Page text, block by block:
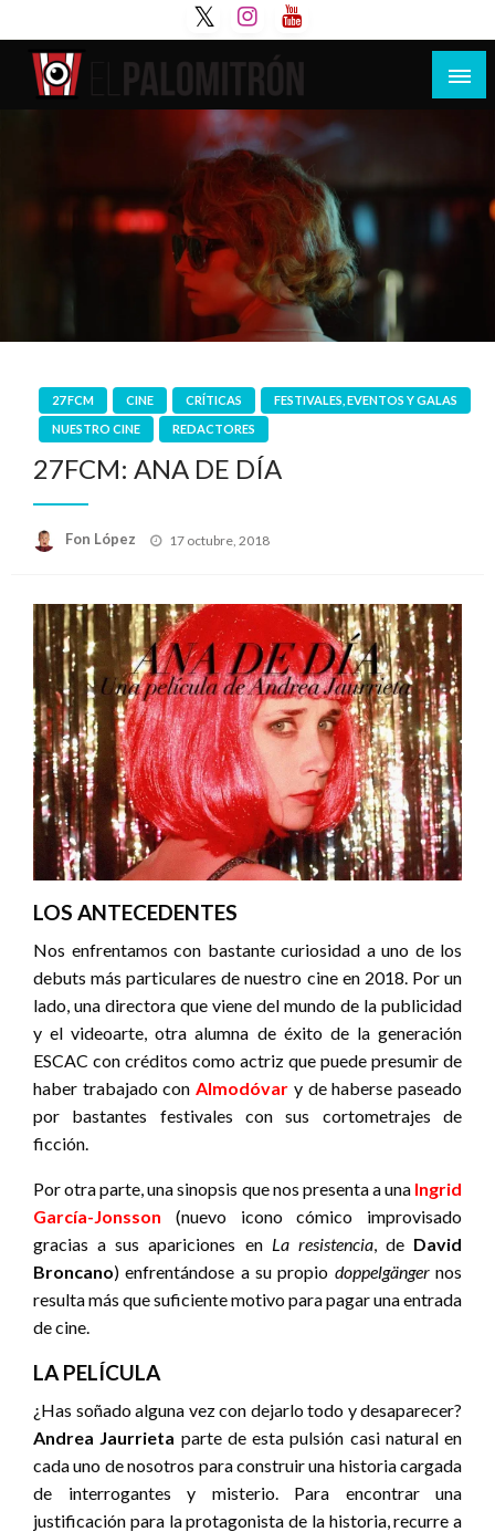
al
contenido
Tu espacio de la industria de cine española y
27 FCM CINE CRÍTICAS
FESTIVALES, EVENTOS Y GALAS
NUESTRO CINE
REDACTORES
27FCM: ANA DE DÍA
Fon López
Publicado
17 octubre, 2018
LOS ANTECEDENTES
Nos enfrentamos con bastante curiosidad a uno de los
debuts más particulares de nuestro cine en 2018. Por un
lado, una directora que viene del mundo de la publicidad
y el videoarte, otra alumna de éxito de la generación
ESCAC con créditos como actriz que puede presumir de
haber trabajado con Almodóvar y de haberse paseado
por bastantes festivales con sus cortometrajes de
ficción.
Por otra parte, una sinopsis que nos presenta a una Ingrid
García-Jonsson (nuevo icono cómico improvisado
gracias a sus apariciones en La resistencia, de David
Broncano) enfrentándose a su propio doppelgängernos
resulta más que suficiente motivo para pagar una entrada
de cine.
LA PELÍCULA
¿Has soñado alguna vez con dejarlo todo y desaparecer?
Andrea Jaurrieta parte de esta pulsión casi natural en
cada uno de nosotros para construir una historia cargada
de interrogantes y misterio. Para encontrar una
justificación para la protagonista de la historia, recurre a